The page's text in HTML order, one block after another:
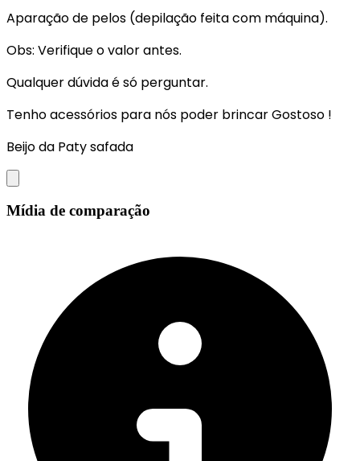
Aparação de pelos (depilação feita com máquina).
Obs: Verifique o valor antes.
Qualquer dúvida é só perguntar.
Tenho acessórios para nós poder brincar Gostoso !
Beijo da Paty safada
Mídia de comparação